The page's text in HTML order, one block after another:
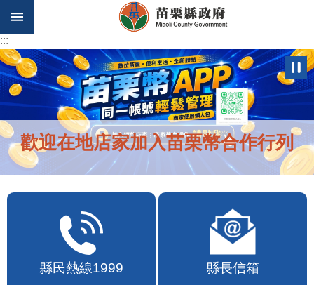
跳到主要內容區塊
:::
:::
歡迎在地店家加入苗栗幣合作行列
縣民熱線1999 縣長信箱